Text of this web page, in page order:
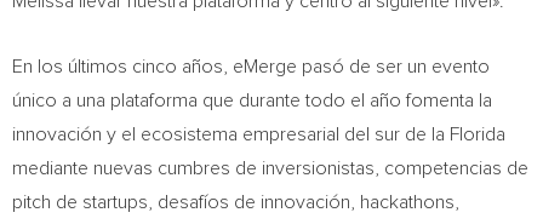
En los últimos cinco años, eMerge pasó de ser un evento
único a una plataforma que durante todo el año fomenta la
innovación y el ecosistema empresarial del sur de la Florida
mediante nuevas cumbres de inversionistas, competencias de
pitch de startups, desafíos de innovación, hackathons,